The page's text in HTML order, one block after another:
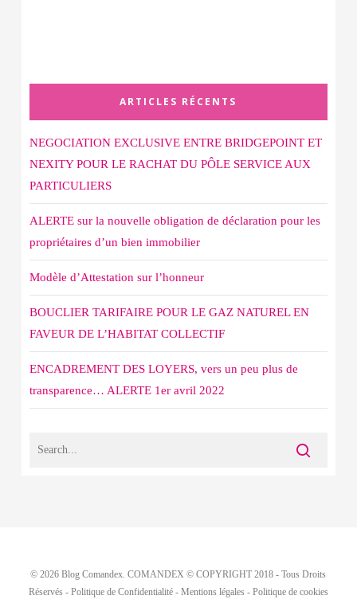
ARTICLES RÉCENTS
NEGOCIATION EXCLUSIVE ENTRE BRIDGEPOINT ET
NEXITY POUR LE RACHAT DU PÔLE SERVICE AUX
PARTICULIERS
ALERTE sur la nouvelle obligation de déclaration pour les
propriétaires d’un bien immobilier
Modèle d’Attestation sur l’honneur
BOUCLIER TARIFAIRE POUR LE GAZ NATUREL EN
FAVEUR DE L’HABITAT COLLECTIF
ENCADREMENT DES LOYERS, vers un peu plus de
transparence… ALERTE 1er avril 2022
© 2026 Blog Comandex. COMANDEX © COPYRIGHT 2018 - Tous Droits
Réservés - Politique de Confidentialité- Mentions légales- Politique de cookies